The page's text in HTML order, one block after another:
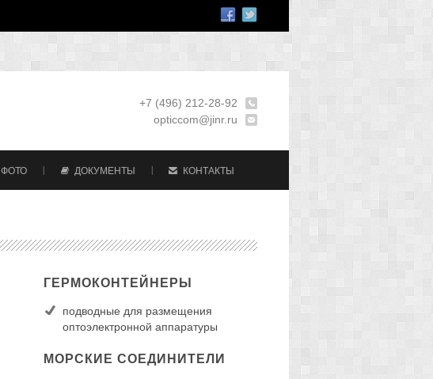
+7 (496) 212-28-92
opticcom@jinr.ru
ФОТО ДОКУМЕНТЫ КОНТАКТЫ
ГЕРМОКОНТЕЙНЕРЫ
подводные для размещения
оптоэлектронной аппаратуры
МОРСКИЕ СОЕДИНИТЕЛИ